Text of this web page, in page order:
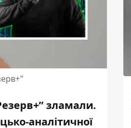
зламали.
аналітичної